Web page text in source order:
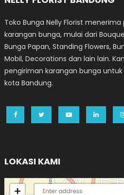
Toko Bunga Nelly Florist
karangan bunga, mulai dari
Bunga Papan, Standing Flowers,
Mobil, Decorations dan lain lain.
pengiriman karangan bunga
kota Bandung.
LOKASI KAMI